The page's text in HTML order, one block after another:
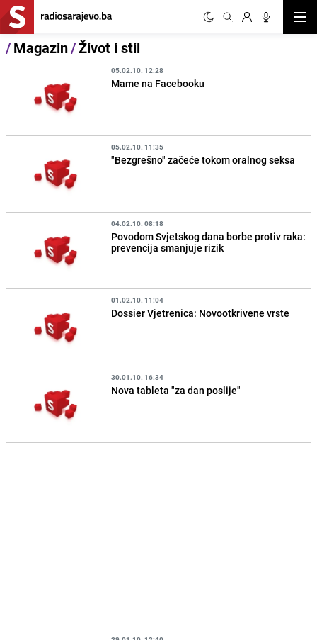
/Magazin/Život i stil
05.02.10. 12:28
Mame na Facebooku
05.02.10. 11:35
"Bezgrešno" začeće tokom oralnog seksa
04.02.10. 08:18
Povodom Svjetskog dana borbe protiv raka:
prevencija smanjuje rizik
01.02.10. 11:04
Dossier Vjetrenica: Novootkrivene vrste
30.01.10. 16:34
Nova tableta "za dan poslije"